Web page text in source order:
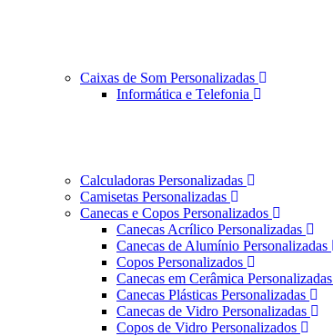
Caixas de Som Personalizadas
Informática e Telefonia
Calculadoras Personalizadas
Camisetas Personalizadas
Canecas e Copos Personalizados
Canecas Acrílico Personalizadas
Canecas de Alumínio Personalizadas
Copos Personalizados
Canecas em Cerâmica Personalizadas
Canecas Plásticas Personalizadas
Canecas de Vidro Personalizadas
Copos de Vidro Personalizados